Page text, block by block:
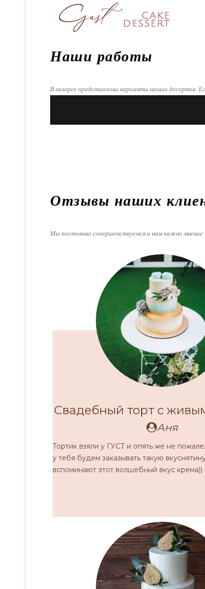
Наши работы
В галерее представлены варианты наших десертов.
Отзывы наших
Мы постоянно совершенствуемся и нам важно
Свадебный торт с
Аня
Тортик взяли у ГУСТ и опять же не
у тебя будем заказывать такую
вспоминают этот волшебный вкус крема))